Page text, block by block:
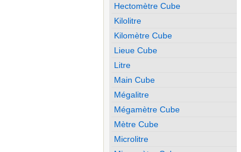
Hectomètre Cube
Kilolitre
Kilomètre Cube
Lieue Cube
Litre
Main Cube
Mégalitre
Mégamètre Cube
Mètre Cube
Microlitre